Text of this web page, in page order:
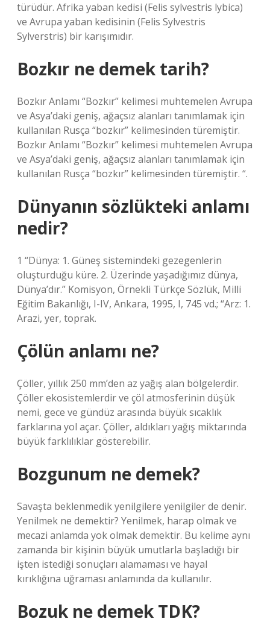
türüdür. Afrika yaban kedisi (Felis sylvestris lybica)
ve Avrupa yaban kedisinin (Felis Sylvestris
Sylverstris) bir karışımıdır.
Bozkır ne demek tarih?
Bozkır Anlamı “Bozkır” kelimesi muhtemelen Avrupa
ve Asya’daki geniş, ağaçsız alanları tanımlamak için
kullanılan Rusça “bozkır” kelimesinden türemiştir.
Bozkır Anlamı “Bozkır” kelimesi muhtemelen Avrupa
ve Asya’daki geniş, ağaçsız alanları tanımlamak için
kullanılan Rusça “bozkır” kelimesinden türemiştir. “.
Dünyanın sözlükteki anlamı
nedir?
1 “Dünya: 1. Güneş sistemindeki gezegenlerin
oluşturduğu küre. 2. Üzerinde yaşadığımız dünya,
Dünya’dır.” Komisyon, Örnekli Türkçe Sözlük, Milli
Eğitim Bakanlığı, I-IV, Ankara, 1995, I, 745 vd.; “Arz: 1.
Arazi, yer, toprak.
Çölün anlamı ne?
Çöller, yıllık 250 mm’den az yağış alan bölgelerdir.
Çöller ekosistemlerdir ve çöl atmosferinin düşük
nemi, gece ve gündüz arasında büyük sıcaklık
farklarına yol açar. Çöller, aldıkları yağış miktarında
büyük farklılıklar gösterebilir.
Bozgunum ne demek?
Savaşta beklenmedik yenilgilere yenilgiler de denir.
Yenilmek ne demektir? Yenilmek, harap olmak ve
mecazi anlamda yok olmak demektir. Bu kelime aynı
zamanda bir kişinin büyük umutlarla başladığı bir
işten istediği sonuçları alamaması ve hayal
kırıklığına uğraması anlamında da kullanılır.
Bozuk ne demek TDK?